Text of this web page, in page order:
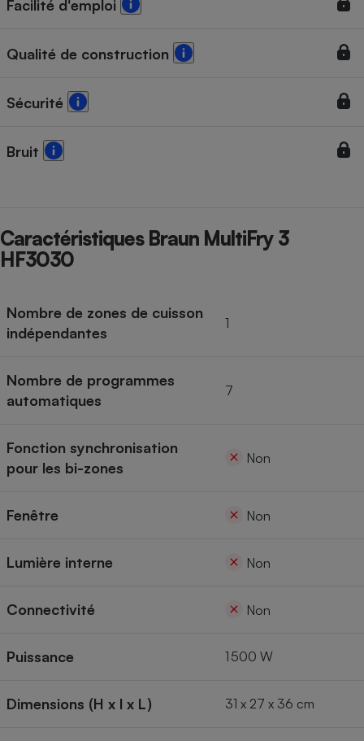
Facilité d'emploi
Qualité de construction
Sécurité
Bruit
Caractéristiques Braun MultiFry 3
HF3030
Nombre de zones de cuisson
indépendantes
1
Nombre de programmes
automatiques
7
Fonction synchronisation
pour les bi-zones
Non
Fenêtre Non
Lumière interne Non
Connectivité Non
Puissance 1 500 W
Dimensions (H x l x L) 31 x 27 x 36 cm